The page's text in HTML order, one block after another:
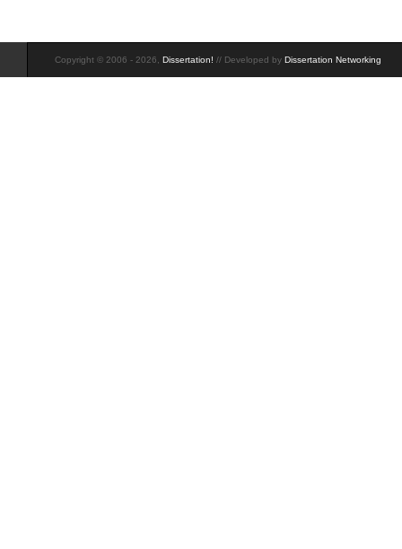
Copyright © 2006 - 2026, Dissertation! // Developed by Dissertation Networking